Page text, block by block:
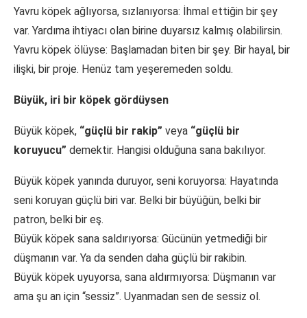
Yavru köpek ağlıyorsa, sızlanıyorsa: İhmal ettiğin bir şey
var. Yardıma ihtiyacı olan birine duyarsız kalmış olabilirsin.
Yavru köpek ölüyse: Başlamadan biten bir şey. Bir hayal, bir
ilişki, bir proje. Henüz tam yeşeremeden soldu.
Büyük, iri bir köpek gördüysen
Büyük köpek, “güçlü bir rakip” veya “güçlü bir
koruyucu” demektir. Hangisi olduğuna sana bakılıyor.
Büyük köpek yanında duruyor, seni koruyorsa: Hayatında
seni koruyan güçlü biri var. Belki bir büyüğün, belki bir
patron, belki bir eş.
Büyük köpek sana saldırıyorsa: Gücünün yetmediği bir
düşmanın var. Ya da senden daha güçlü bir rakibin.
Büyük köpek uyuyorsa, sana aldırmıyorsa: Düşmanın var
ama şu an için “sessiz”. Uyanmadan sen de sessiz ol.